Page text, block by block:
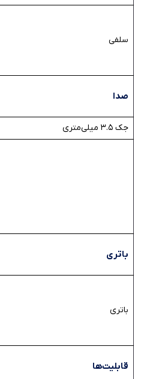
سلفی
صدا
جک ۳.۵ میلی‌متری
باتری
باتری
قابلیت‌ها